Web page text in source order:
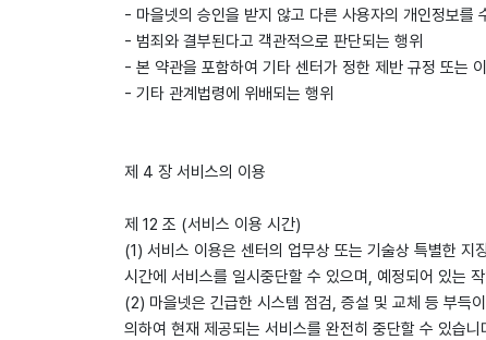
- 마을넷의 승인을 받지 않고 다른 사용자의 개인정보를
- 범죄와 결부된다고 객관적으로 판단되는 행위
- 본 약관을 포함하여 기타 센터가 정한 제반 규정 또는
- 기타 관계법령에 위배되는 행위
제 4 장 서비스의 이용
제 12 조 (서비스 이용 시간)
(1) 서비스 이용은 센터의 업무상 또는 기술상 특별한
시간에 서비스를 일시중단할 수 있으며, 예정되어 있는
(2) 마을넷은 긴급한 시스템 점검, 증설 및 교체 등 부득
의하여 현재 제공되는 서비스를 완전히 중단할 수 있습니